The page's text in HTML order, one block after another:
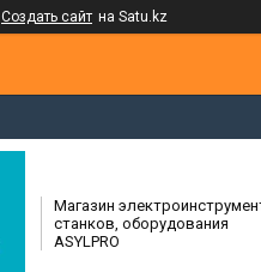
Создать сайт на Satu.kz
Магазин
станков, оборудования
ASYLPRO